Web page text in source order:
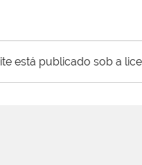
está publicado sob a